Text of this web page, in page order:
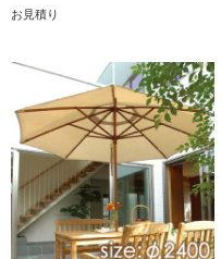
お見積り